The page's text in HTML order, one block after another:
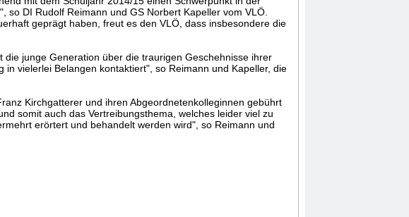
DI Rudolf Reimann und GS Norbert Kapeller vom VLÖ.
geprägt haben, freut es den VLÖ, dass insbesondere die
junge Generation über die traurigen Geschehnisse ihrer
vielerlei Belangen kontaktiert", so Reimann und Kapeller, die
Kirchgatterer und ihren Abgeordnetenkolleginnen gebührt
somit auch das Vertreibungsthema, welches leider viel zu
erörtert und behandelt werden wird", so Reimann und